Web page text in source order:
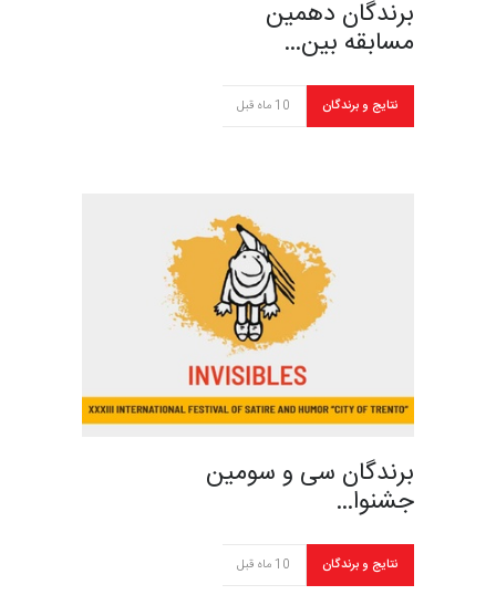
برندگان دهمین
مسابقه بین…
نتایج و برندگان 10 ماه قبل
برندگان سی و سومین
جشنوا…
نتایج و برندگان 10 ماه قبل